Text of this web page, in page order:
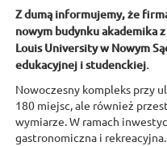
Z dumą informujemy, że
nowym budynku akademika
Louis University w Nowym
edukacyjnej i studenckiej.
Nowoczesny kompleks przy
180 miejsc, ale również
wymiarze. W ramach
gastronomiczna i rekreacyjna.